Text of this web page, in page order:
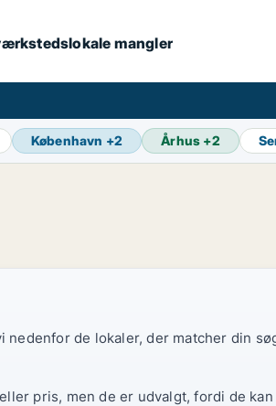
mangler
København +2 Århus +2
de lokaler, der matcher din
pris, men de er udvalgt, fordi de